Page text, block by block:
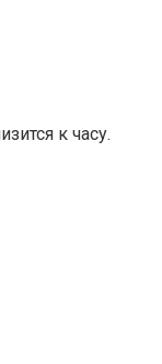
к часу.